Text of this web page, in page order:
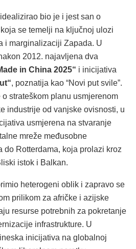
bio je i jest san o
se temelji na ključnoj ulozi
i marginalizaciji Zapada. U
2012. najavljena dva
in China 2025“ i inicijativa
, poznatija kao “Novi put svile”.
strateškom planu usmjerenom
industrije od vanjske ovisnosti, u
usmjerena na stvaranje
mreže međusobne
do Rotterdama, koja prolazi kroz
istok i Balkan.
heterogeni oblik i zapravo se
prilikom za afričke i azijske
resurse potrebnih za pokretanje
infrastrukture. U
inicijativa na globalnoj